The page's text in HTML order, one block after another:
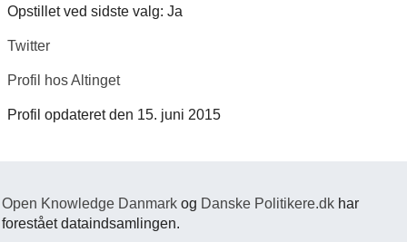
Opstillet ved sidste valg: Ja
Twitter
Profil hos Altinget
Profil opdateret den 15. juni 2015
Open Knowledge Danmark og Danske Politikere.dk har
forestået dataindsamlingen.